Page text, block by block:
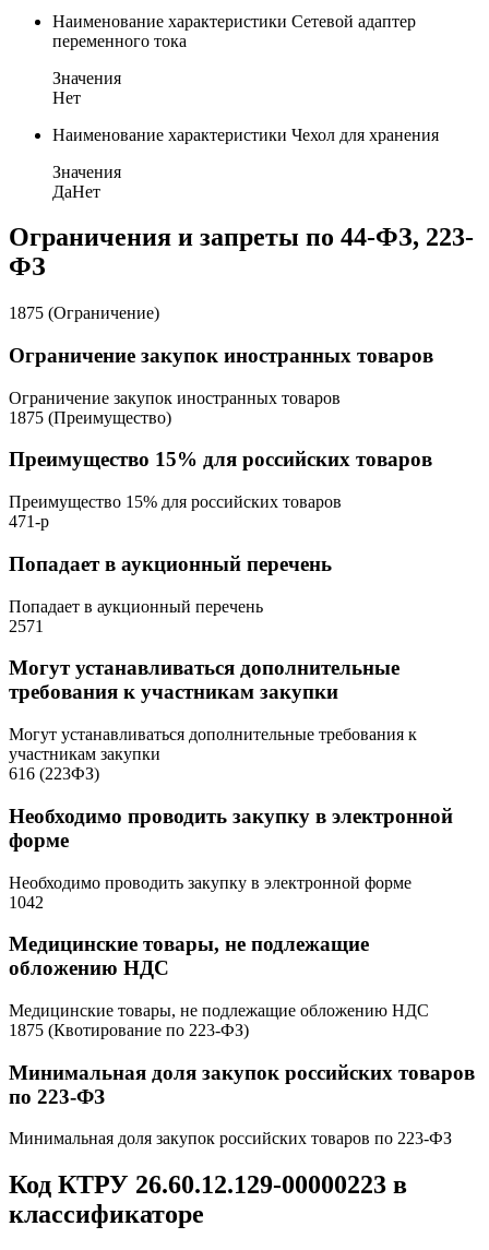
Наименование характеристики Сетевой адаптер
переменного тока
Значения
Нет
Наименование характеристики Чехол для хранения
Значения
ДаНет
Ограничения и запреты по 44-ФЗ, 223-
ФЗ
1875 (Ограничение)
Ограничение закупок иностранных товаров
Ограничение закупок иностранных товаров
1875 (Преимущество)
Преимущество 15% для российских товаров
Преимущество 15% для российских товаров
471-р
Попадает в аукционный перечень
Попадает в аукционный перечень
2571
Могут устанавливаться дополнительные
требования к участникам закупки
Могут устанавливаться дополнительные требования к
участникам закупки
616 (223ФЗ)
Необходимо проводить закупку в электронной
форме
Необходимо проводить закупку в электронной форме
1042
Медицинские товары, не подлежащие
обложению НДС
Медицинские товары, не подлежащие обложению НДС
1875 (Квотирование по 223-ФЗ)
Минимальная доля закупок российских товаров
по 223-ФЗ
Минимальная доля закупок российских товаров по 223-ФЗ
Код КТРУ 26.60.12.129-00000223 в
классификаторе